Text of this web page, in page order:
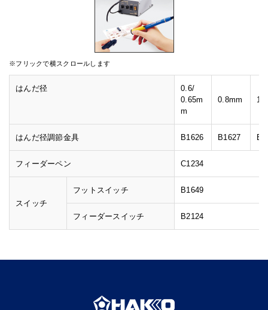
はんだ径
0.6/
0.65m
m
0.8mm
はんだ径調節金具 B1626 B1627
フィーダーペン C1234
スイッチ
フットスイッチ B1649
フィーダースイッチ B2124